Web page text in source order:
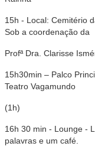
15h - Local: Cemitério
Sob a coordenação da
Profª Dra. Clarisse
15h30min – Palco
Teatro Vagamundo
(1h)
16h 30 min - Lounge -
palavras e um café.